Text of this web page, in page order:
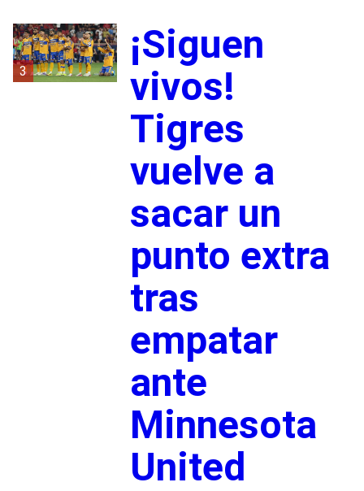
3
¡Siguen
vivos!
Tigres
vuelve a
sacar un
punto extra
tras
empatar
ante
Minnesota
United